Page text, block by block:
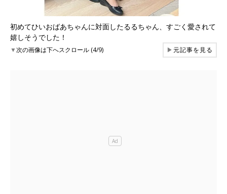
初めてひいおばあちゃんに対面したるるちゃん、すごく愛されて
嬉しそうでした！
▼次の画像は下へスクロール (4/9) ▶元記事を見る